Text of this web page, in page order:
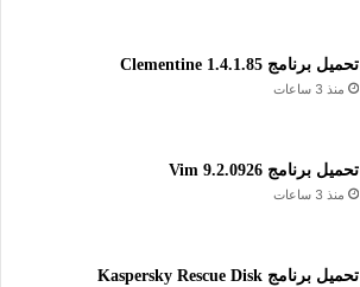
تحميل برنامج Clementine 1.4.1.85
منذ 3 ساعات
تحميل برنامج Vim 9.2.0926
منذ 3 ساعات
تحميل برنامج Kaspersky Rescue Disk